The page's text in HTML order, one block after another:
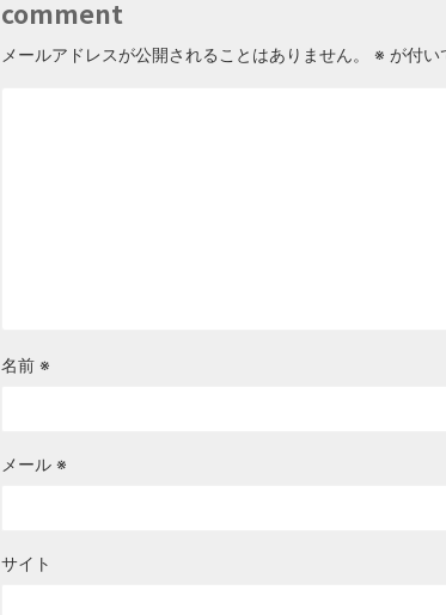
comment
メールアドレスが公開されることはありません。 ※ が付い
名前 ※
メール ※
サイト